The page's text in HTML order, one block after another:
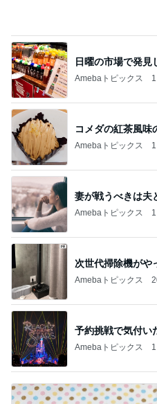
日曜の市場で発見
Amebaトピックス
コメダの紅茶風味
Amebaトピックス
妻が戦うべきは夫
Amebaトピックス
次世代掃除機がや
Amebaトピックス
予約挑戦で気付い
Amebaトピックス